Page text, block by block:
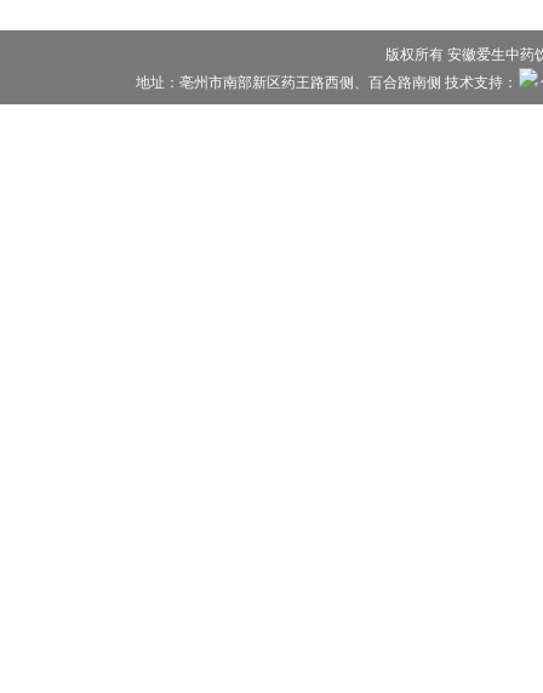
版权所有 安徽爱生中
地址：亳州市南部新区药王路西侧、百合路南侧 技术支持：